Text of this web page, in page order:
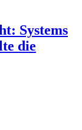
Systems
die